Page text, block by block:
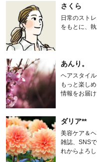
さくら
日常のスト
をもとに、
あんり。
ヘアスタイ
もっと楽し
情報をお届
ダリア**
美容ケア＆
雑誌、SNS
れからよろ